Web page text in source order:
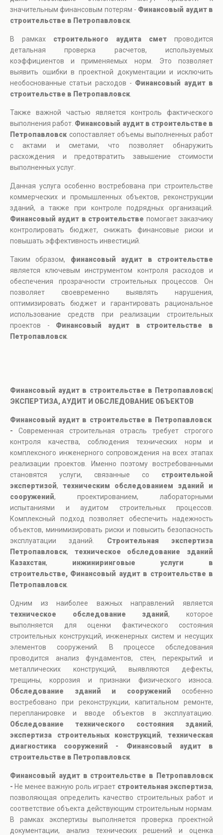
значительным финансовым потерям - Финансовый аудит в
строительстве в Петропавловск
В рамках строительного аудита смет проводится
детальная проверка расчетов, используемых
коэффициентов и применяемых норм. Это позволяет
выявить ошибки в проектной документации и исключить
необоснованные статьи расходов - Финансовый аудит в
строительстве в Петропавловск
Также важной частью является контроль фактического
выполнения работ. Финансовый аудит в строительстве в
Петропавловск сопоставляет объемы выполненных работ
с актами и сметами, что позволяет обнаружить
расхождения и предотвратить завышение стоимости
выполненных услуг.
Данная услуга особенно востребована при строительстве
коммерческих и промышленных объектов, реконструкции
зданий, а также при контроле подрядных организаций.
Финансовый аудит в строительстве помогает заказчику
контролировать бюджет, снижать финансовые риски и
повышать эффективность инвестиций.
Таким образом, финансовый аудит в строительстве
является ключевым инструментом контроля расходов и
обеспечения прозрачности строительных процессов. Он
позволяет своевременно выявлять нарушения,
оптимизировать бюджет и гарантировать рациональное
использование средств при реализации строительных
проектов - Финансовый аудит в строительстве в
Петропавловск
Финансовый аудит в строительстве в Петропавловск|
ЭКСПЕРТИЗА, АУДИТ И ОБСЛЕДОВАНИЕ ОБЪЕКТОВ
Финансовый аудит в строительстве в Петропавловск
- Современная строительная отрасль требует строгого
контроля качества, соблюдения технических норм и
комплексного инженерного сопровождения на всех этапах
реализации проектов. Именно поэтому востребованными
становятся услуги, связанные со строительной
экспертизой, техническим обследованием зданий и
сооружений, проектированием, лабораторными
испытаниями и аудитом строительных процессов.
Комплексный подход позволяет обеспечить надежность
объектов, минимизировать риски и повысить безопасность
эксплуатации зданий. Строительная экспертиза
Петропавловск, техническое обследование зданий
Казахстан, инжиниринговые услуги в
строительстве, Финансовый аудит в строительстве в
Петропавловск
Одним из наиболее важных направлений является
техническое обследование зданий, которое
выполняется для оценки фактического состояния
строительных конструкций, инженерных систем и несущих
элементов сооружений. В процессе обследования
проводится анализ фундаментов, стен, перекрытий и
металлических конструкций, выявляются дефекты,
трещины, коррозия и признаки физического износа.
Обследование зданий и сооружений особенно
востребовано при реконструкции, капитальном ремонте,
перепланировке и вводе объектов в эксплуатацию.
Обследование технического состояния зданий,
экспертиза строительных конструкций,техническая
диагностика сооружений - Финансовый аудит в
строительстве в Петропавловск
Финансовый аудит в строительстве в Петропавловск
- Не менее важную роль играет строительная экспертиза,
позволяющая определить качество строительных работ и
соответствие объекта действующим строительным нормам.
В рамках экспертизы выполняется проверка проектной
документации, анализ технических решений и оценка